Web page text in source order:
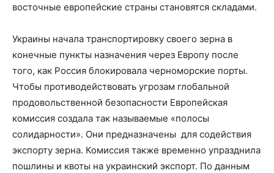
восточные европейские страны становятся складами.
Украины начала транспортировку своего зерна в
конечные пункты назначения через Европу после
того, как Россия блокировала черноморские порты.
Чтобы противодействовать угрозам глобальной
продовольственной безопасности Европейская
комиссия создала так называемые «полосы
солидарности». Они предназначены для содействия
экспорту зерна. Комиссия также временно упразднила
пошлины и квоты на украинский экспорт. По данным